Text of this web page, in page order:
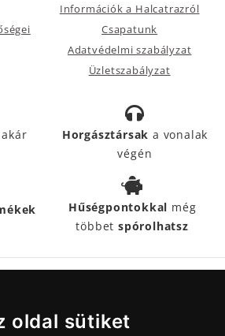
oldal sütiket
Információk a Halcatrazról
Csapatunk
Adatvédelmi szabályzat
Üzletszabályzat
akár
Horgásztársak a vonalak
végén
Hűségpontokkal még
többetspórolhatsz
SEGÍTIK